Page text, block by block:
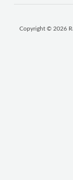
Copyright © 2026